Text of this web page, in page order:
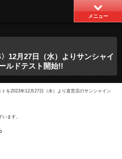
メニュー
12月27日（水）よりサンシャイ
ルドテスト開始!!
を2023年12月27日（水）より直営店のサンシャイン
ます。